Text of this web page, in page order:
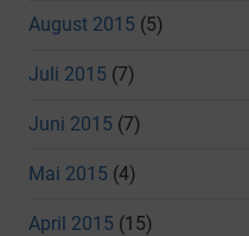
August 2015 (5)
Juli 2015 (7)
Juni 2015 (7)
Mai 2015 (4)
April 2015 (15)